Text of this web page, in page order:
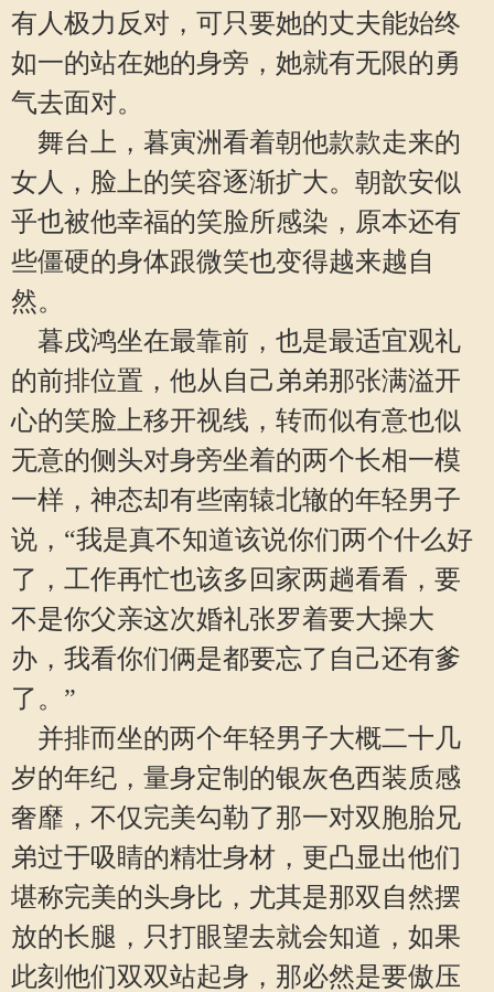
有人极力反对，可只要她的丈夫能始终
如一的站在她的身旁，她就有无限的勇
气去面对。
舞台上，暮寅洲看着朝他款款走来的
女人，脸上的笑容逐渐扩大。朝歆安似
乎也被他幸福的笑脸所感染，原本还有
些僵硬的身体跟微笑也变得越来越自
然。
暮戌鸿坐在最靠前，也是最适宜观礼
的前排位置，他从自己弟弟那张满溢开
心的笑脸上移开视线，转而似有意也似
无意的侧头对身旁坐着的两个长相一模
一样，神态却有些南辕北辙的年轻男子
说，“我是真不知道该说你们两个什么好
了，工作再忙也该多回家两趟看看，要
不是你父亲这次婚礼张罗着要大操大
办，我看你们俩是都要忘了自己还有爹
了。”
并排而坐的两个年轻男子大概二十几
岁的年纪，量身定制的银灰色西装质感
奢靡，不仅完美勾勒了那一对双胞胎兄
弟过于吸睛的精壮身材，更凸显出他们
堪称完美的头身比，尤其是那双自然摆
放的长腿，只打眼望去就会知道，如果
此刻他们双双站起身，那必然是要傲压